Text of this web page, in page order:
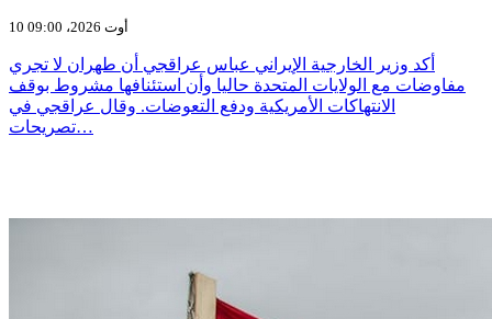
10 أوت 2026، 09:00
أكد وزير الخارجية الإيراني عباس عراقجي أن طهران لا تجري
مفاوضات مع الولايات المتحدة حاليا وأن استئنافها مشروط بوقف
الانتهاكات الأمريكية ودفع التعوضات. وقال عراقجي في
تصريحات…